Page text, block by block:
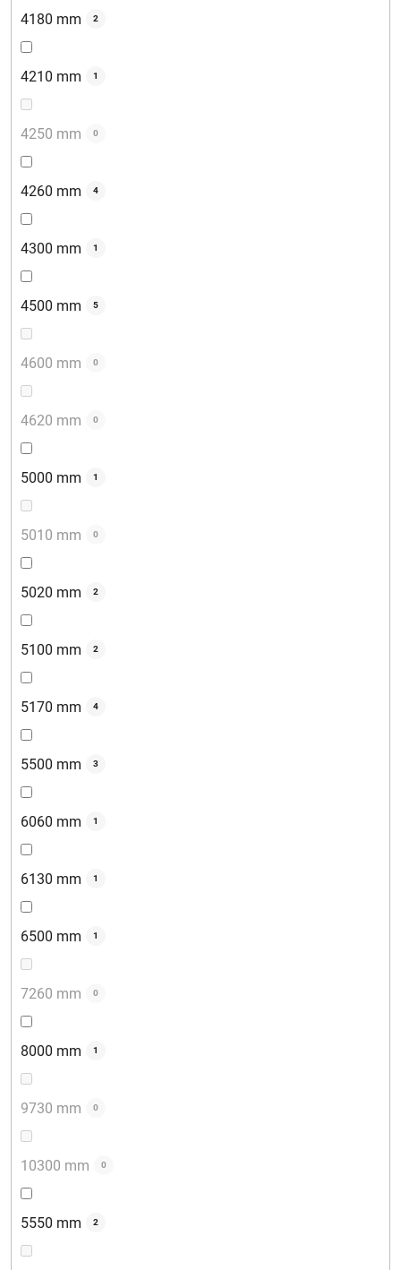
4180 mm 2
4210 mm 1
4250 mm 0
4260 mm 4
4300 mm 1
4500 mm 5
4600 mm 0
4620 mm 0
5000 mm 1
5010 mm 0
5020 mm 2
5100 mm 2
5170 mm 4
5500 mm 3
6060 mm 1
6130 mm 1
6500 mm 1
7260 mm 0
8000 mm 1
9730 mm 0
10300 mm 0
5550 mm 2